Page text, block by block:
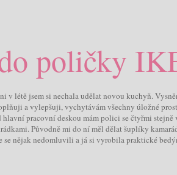
poličky
v létě jsem si nechala udělat novou kuchyň.
a vylepšuji, vychytávám všechny úložné
hlavní pracovní deskou mám polici se čtyřmi
Původně mi do ní měl dělat šuplíky
se nějak nedomluvili a já si vyrobila praktické